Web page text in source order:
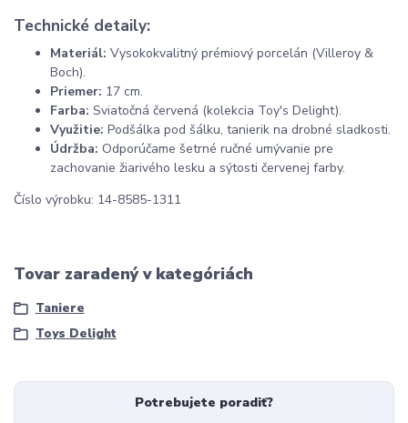
Technické detaily:
Materiál: Vysokokvalitný prémiový porcelán (Villeroy &
Boch).
Priemer: 17 cm.
Farba: Sviatočná červená (kolekcia Toy's Delight).
Využitie: Podšálka pod šálku, tanierik na drobné sladkosti.
Údržba: Odporúčame šetrné ručné umývanie pre
zachovanie žiarivého lesku a sýtosti červenej farby.
Číslo výrobku: 14-8585-1311
Tovar zaradený v kategóriách
Taniere
Toys Delight
Potrebujete poradiť?